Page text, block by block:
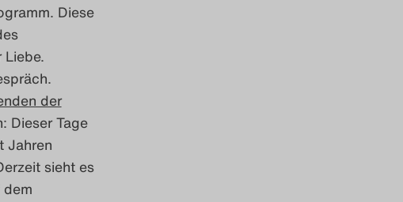
Diese
der
Dieser Tage
Jahren
sieht es